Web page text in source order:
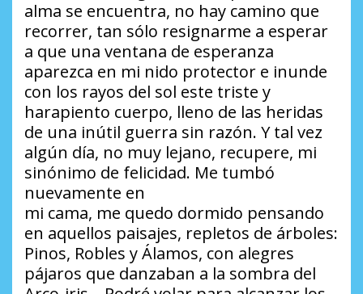
alma se encuentra, no hay camino que
recorrer, tan sólo resignarme a esperar
a que una ventana de esperanza
aparezca en mi nido protector e inunde
con los rayos del sol este triste y
harapiento cuerpo, lleno de las heridas
de una inútil guerra sin razón. Y tal vez
algún día, no muy lejano, recupere, mi
sinónimo de felicidad. Me tumbó
nuevamente en
mi cama, me quedo dormido pensando
en aquellos paisajes, repletos de árboles:
Pinos, Robles y Álamos, con alegres
pájaros que danzaban a la sombra del